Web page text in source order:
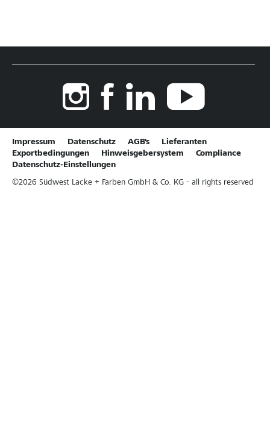
Impressum Datenschutz AGB's
Lieferanten
Exportbedingungen
Hinweisgebersystem
Compliance
Datenschutz-Einstellungen
©2026 Südwest Lacke + Farben GmbH & Co. KG - all rights reserved